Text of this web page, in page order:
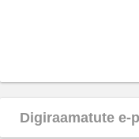
Digiraamatute e-